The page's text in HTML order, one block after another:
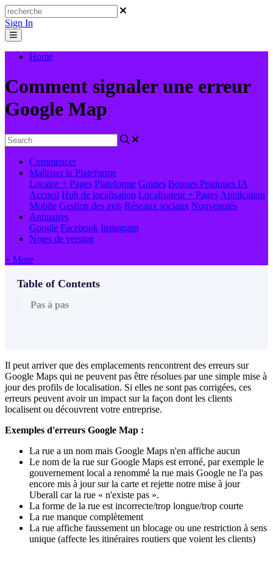
Sign In
Home
Comment signaler une erreur
Google Map
Commencer
Maîtriser la Plateforme
Locator + Pages Plateforme Guides Bonnes Pratiques IA
Accueil Hub de localisation Localisateur + Pages Application
Mobile Gestion des avis Réseaux sociaux Nouveautés
Annuaires
Google Facebook Instagram
Notes de version
+ More
Table of Contents
Pas à pas
Il peut arriver que des emplacements rencontrent des erreurs sur
Google Maps qui ne peuvent pas être résolues par une simple mise à
jour des profils de localisation. Si elles ne sont pas corrigées, ces
erreurs peuvent avoir un impact sur la façon dont les clients
localisent ou découvrent votre entreprise.
Exemples d'erreurs Google Map :
La rue a un nom mais Google Maps n'en affiche aucun
Le nom de la rue sur Google Maps est erroné, par exemple le
gouvernement local a renommé la rue mais Google ne l'a pas
encore mis à jour sur la carte et rejette notre mise à jour
Uberall car la rue « n'existe pas ».
La forme de la rue est incorrecte/trop longue/trop courte
La rue manque complètement
La rue affiche faussement un blocage ou une restriction à sens
unique (affecte les itinéraires routiers que voient les clients)